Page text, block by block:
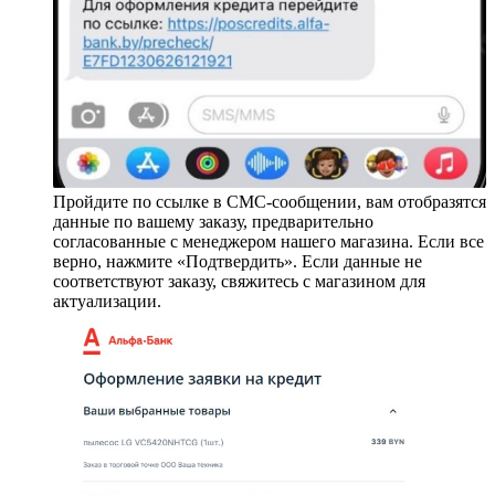
Пройдите по ссылке в СМС-сообщении, вам отобразятся
данные по вашему заказу, предварительно
согласованные с менеджером нашего магазина. Если все
верно, нажмите «Подтвердить». Если данные не
соответствуют заказу, свяжитесь с магазином для
актуализации.